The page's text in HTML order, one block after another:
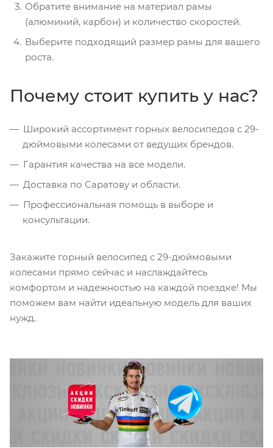
Обратите внимание на материал рамы
(алюминий, карбон) и количество скоростей.
Выберите подходящий размер рамы для вашего
роста.
Почему стоит купить у нас?
Широкий ассортимент горных велосипедов с 29-
дюймовыми колесами от ведущих брендов.
Гарантия качества на все модели.
Доставка по Саратову и области.
Профессиональная помощь в выборе и
консультации.
Закажите горный велосипед с 29-дюймовыми
колесами прямо сейчас и наслаждайтесь
комфортом и надежностью на каждой поездке! Мы
поможем вам найти идеальную модель для ваших
нужд.